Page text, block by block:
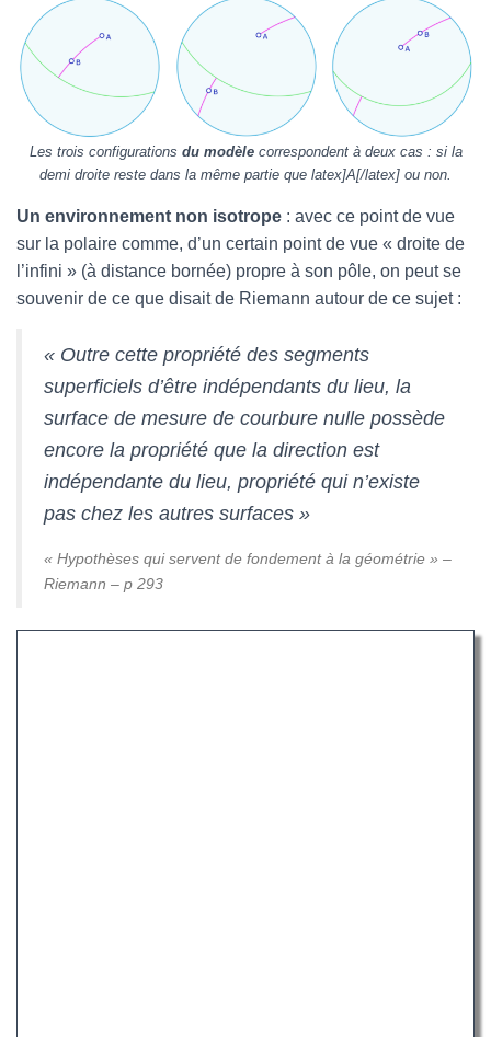
Les trois configurations du modèle correspondent à deux cas : si la
demi droite reste dans la même partie que latex]A[/latex] ou non.
Un environnement non isotrope : avec ce point de vue
sur la polaire comme, d’un certain point de vue « droite de
l’infini » (à distance bornée) propre à son pôle, on peut se
souvenir de ce que disait de Riemann autour de ce sujet :
« Outre cette propriété des segments
superficiels d’être indépendants du lieu, la
surface de mesure de courbure nulle possède
encore la propriété que la direction est
indépendante du lieu, propriété qui n’existe
pas chez les autres surfaces »
« Hypothèses qui servent de fondement à la géométrie » –
Riemann – p 293